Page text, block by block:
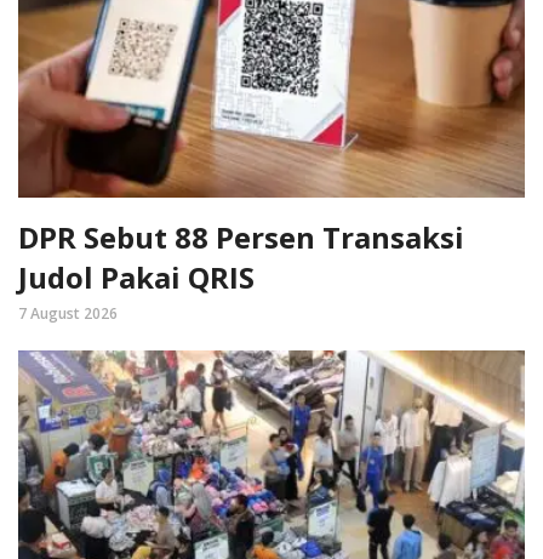
DPR Sebut 88 Persen Transaksi
Judol Pakai QRIS
7 August 2026